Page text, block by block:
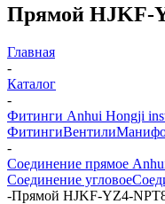
Прямой HJKF-
Главная
-
Каталог
-
Фитинги Anhui Hongji
ФитингиВентили
-
Соединение прямое
Соединение угловое
-Прямой HJKF-YZ4-